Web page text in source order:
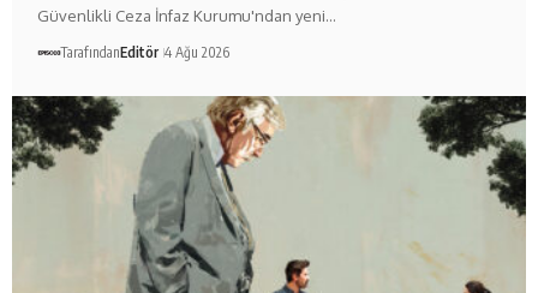
Güvenlikli Ceza İnfaz Kurumu'ndan yeni…
TarafındanEditör 4 Ağu 2026